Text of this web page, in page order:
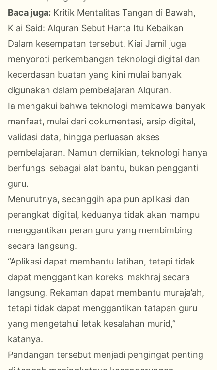
Baca juga: Kritik Mentalitas Tangan di Bawah,
Kiai Said: Alquran Sebut Harta Itu Kebaikan
Dalam kesempatan tersebut, Kiai Jamil juga
menyoroti perkembangan teknologi digital dan
kecerdasan buatan yang kini mulai banyak
digunakan dalam pembelajaran Alquran.
Ia mengakui bahwa teknologi membawa banyak
manfaat, mulai dari dokumentasi, arsip digital,
validasi data, hingga perluasan akses
pembelajaran. Namun demikian, teknologi hanya
berfungsi sebagai alat bantu, bukan pengganti
guru.
Menurutnya, secanggih apa pun aplikasi dan
perangkat digital, keduanya tidak akan mampu
menggantikan peran guru yang membimbing
secara langsung.
“Aplikasi dapat membantu latihan, tetapi tidak
dapat menggantikan koreksi makhraj secara
langsung. Rekaman dapat membantu muraja’ah,
tetapi tidak dapat menggantikan tatapan guru
yang mengetahui letak kesalahan murid,”
katanya.
Pandangan tersebut menjadi pengingat penting